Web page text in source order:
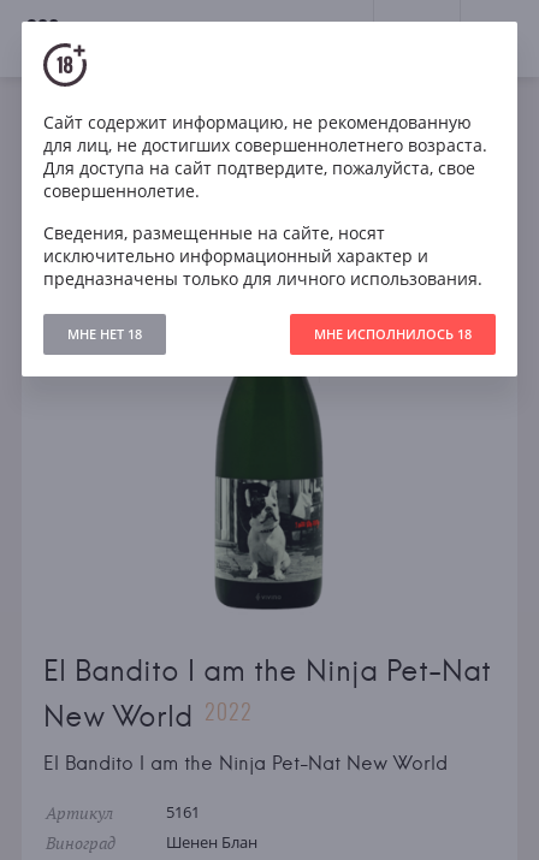
18+
Игристое
ЮАР
El Bandito I am the Ninja Pet-Nat New World
El Bandito I am the Ninja Pet-Nat
New World 2022
El Bandito I am the Ninja Pet-Nat New World
Артикул 5161
Виноград Шенен Блан
Сайт содержит информацию, не рекомендованную
для лиц, не достигших совершеннолетнего возраста.
Для доступа на сайт подтвердите, пожалуйста, свое
совершеннолетие.
Сведения, размещенные на сайте, носят
исключительно информационный характер и
предназначены только для личного использования.
МНЕ НЕТ 18 МНЕ ИСПОЛНИЛОСЬ 18